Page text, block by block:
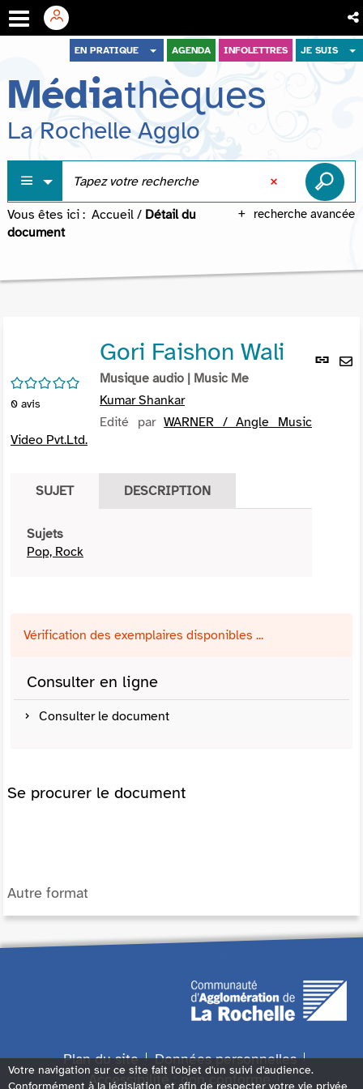
menu
contenu
recherche
EN PRATIQUE AGENDA INFOLETTRES JE SUIS
Médiathèques
La Rochelle Agglo
recherche avancée
Vous êtes ici : Accueil / Détail du
document
Lien
/5
0 avis
Gori Faishon Wali
Musique audio | Music Me
Kumar Shankar
Edité parWARNER / Angle Music
Video Pvt.Ltd.
SUJET DESCRIPTION
Sujets
Pop, Rock
Vérification des exemplaires disponibles ...
Consulter en ligne
Consulter le document
Se procurer le document
Autre format
Plan du site
Données personnelles
Accessibilité : non conforme
Votre navigation sur ce site fait l'objet d'un suivi d'audience.
Conformément à la législation et afin de respecter votre vie privée,